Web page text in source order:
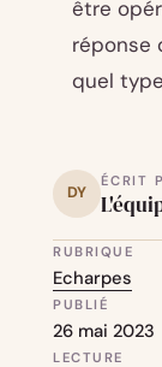
DY
ÉCRIT
RUBRIQUE
Echarpes
PUBLIÉ
26 mai 2023
LECTURE
être
réponse
quel